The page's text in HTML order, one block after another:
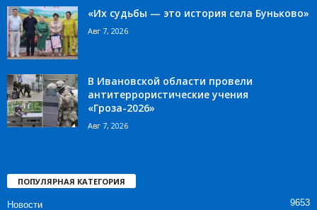
«Их судьбы — это история села Буньково»
Авг 7, 2026
В Ивановской области провели
антитеррористические учения
«Гроза-2026»
Авг 7, 2026
ПОПУЛЯРНАЯ КАТЕГОРИЯ
Новости 9653